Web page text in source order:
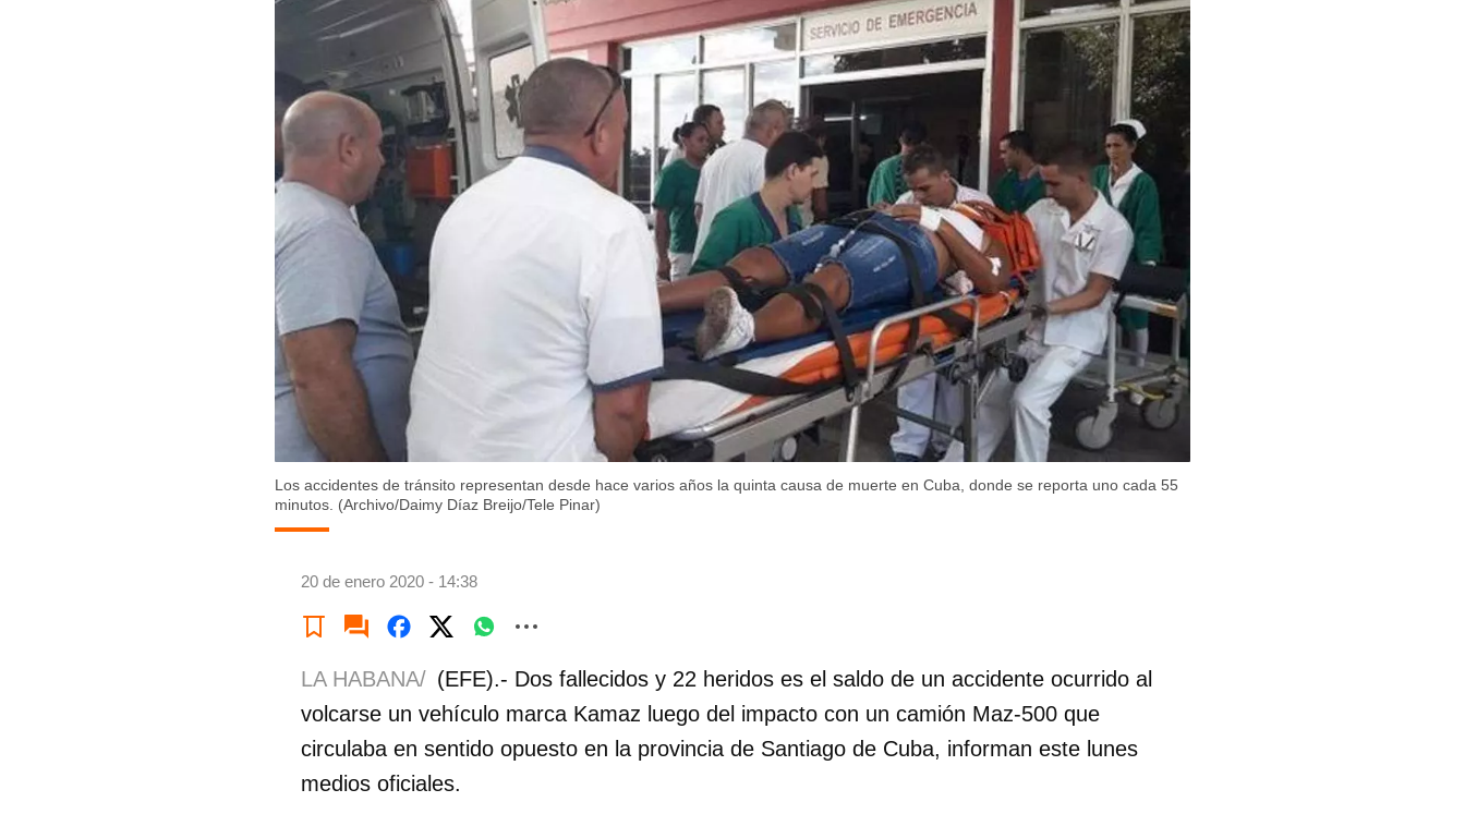
Los accidentes de tránsito representan desde hace varios años la quinta causa de muerte en Cuba, donde se reporta uno cada 55
minutos. (Archivo/Daimy Díaz Breijo/Tele Pinar)
20 de enero 2020 - 14:38
LA HABANA/ (EFE).- Dos fallecidos y 22 heridos es el saldo de un accidente ocurrido al
volcarse un vehículo marca Kamaz luego del impacto con un camión Maz-500 que
circulaba en sentido opuesto en la provincia de Santiago de Cuba, informan este lunes
medios oficiales.